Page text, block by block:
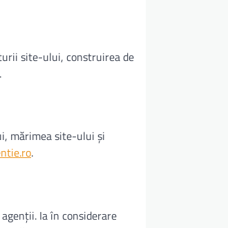
site-ului, construirea de
mărimea site-ului și
.
Ia în considerare